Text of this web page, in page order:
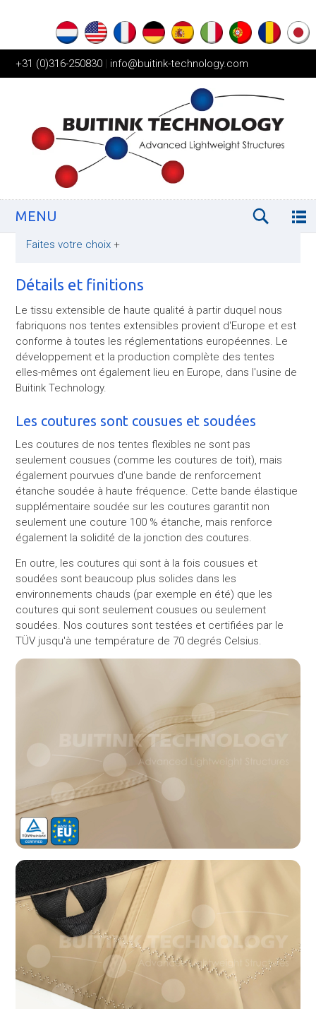
+31 (0)316-250830 | info@buitink-technology.com
MENU
Faites votre choix +
Détails et finitions
Le tissu extensible de haute qualité à partir duquel nous
fabriquons nos tentes extensibles provient d'Europe et est
conforme à toutes les réglementations européennes. Le
développement et la production complète des tentes
elles-mêmes ont également lieu en Europe, dans l'usine de
Buitink Technology.
Les coutures sont cousues et soudées
Les coutures de nos tentes flexibles ne sont pas
seulement cousues (comme les coutures de toit), mais
également pourvues d'une bande de renforcement
étanche soudée à haute fréquence. Cette bande élastique
supplémentaire soudée sur les coutures garantit non
seulement une couture 100 % étanche, mais renforce
également la solidité de la jonction des coutures.
En outre, les coutures qui sont à la fois cousues et
soudées sont beaucoup plus solides dans les
environnements chauds (par exemple en été) que les
coutures qui sont seulement cousues ou seulement
soudées. Nos coutures sont testées et certifiées par le
TÜV jusqu'à une température de 70 degrés Celsius.